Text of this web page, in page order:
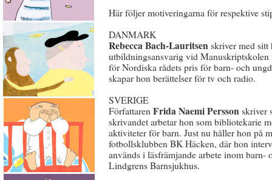
Här följer motiveringarna för respektive
DANMARK
Rebecca Bach-Lauritsenskriver med sitt
utbildningsansvarig vid
för Nordiska rådets pris för barn- och
skapar hon berättelser för tv och radio.
SVERIGE
Författaren Frida Naemi Perssonskriver
skrivandet arbetar hon som bibliotekarie
aktiviteter för barn. Just nu håller hon på
fotbollsklubben BK Häcken, där hon
används i läsfrämjande arbete inom
Lindgrens Barnsjukhus.